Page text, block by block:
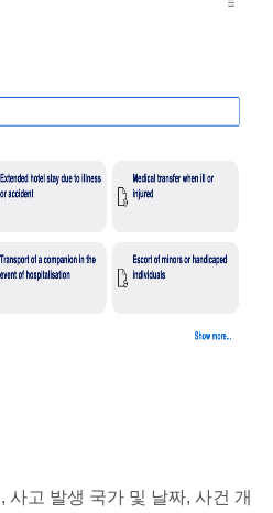
사고 발생 국가 및 날짜, 사건 개